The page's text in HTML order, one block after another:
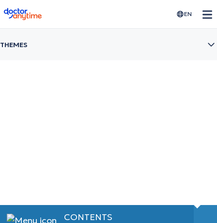
doctoranytime EN
THEMES
CONTENTS